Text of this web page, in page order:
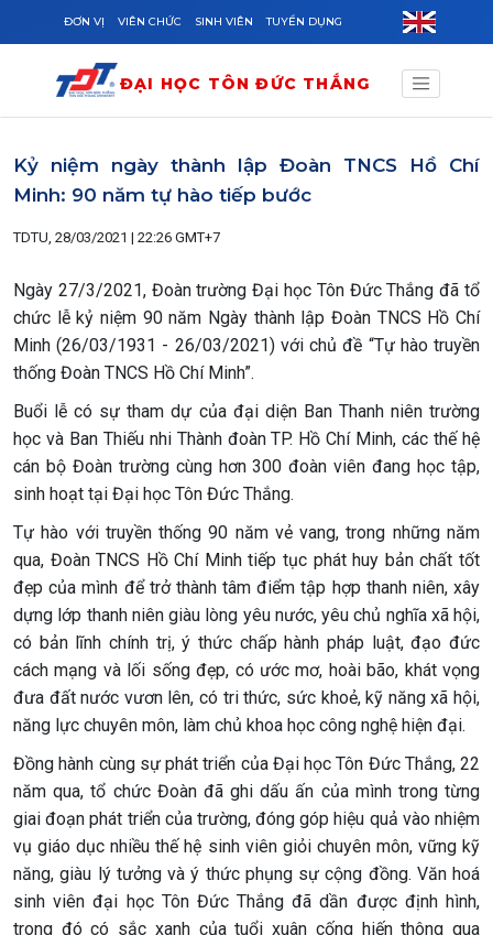
Skip to main content
ĐƠN VỊ VIÊN CHỨC SINH VIÊN TUYỂN DỤNG
ĐẠI HỌC TÔN ĐỨC THẮNG
Kỷ niệm ngày thành lập Đoàn TNCS Hồ Chí
Minh: 90 năm tự hào tiếp bước
TDTU, 28/03/2021 | 22:26 GMT+7
Ngày 27/3/2021, Đoàn trường Đại học Tôn Đức Thắng đã tổ
chức lễ kỷ niệm 90 năm Ngày thành lập Đoàn TNCS Hồ Chí
Minh (26/03/1931 - 26/03/2021) với chủ đề “Tự hào truyền
thống Đoàn TNCS Hồ Chí Minh”.
Buổi lễ có sự tham dự của đại diện Ban Thanh niên trường
học và Ban Thiếu nhi Thành đoàn TP. Hồ Chí Minh, các thế hệ
cán bộ Đoàn trường cùng hơn 300 đoàn viên đang học tập,
sinh hoạt tại Đại học Tôn Đức Thắng.
Tự hào với truyền thống 90 năm vẻ vang, trong những năm
qua, Đoàn TNCS Hồ Chí Minh tiếp tục phát huy bản chất tốt
đẹp của mình để trở thành tâm điểm tập hợp thanh niên, xây
dựng lớp thanh niên giàu lòng yêu nước, yêu chủ nghĩa xã hội,
có bản lĩnh chính trị, ý thức chấp hành pháp luật, đạo đức
cách mạng và lối sống đẹp, có ước mơ, hoài bão, khát vọng
đưa đất nước vươn lên, có tri thức, sức khoẻ, kỹ năng xã hội,
năng lực chuyên môn, làm chủ khoa học công nghệ hiện đại.
Đồng hành cùng sự phát triển của Đại học Tôn Đức Thắng, 22
năm qua, tổ chức Đoàn đã ghi dấu ấn của mình trong từng
giai đoạn phát triển của trường, đóng góp hiệu quả vào nhiệm
vụ giáo dục nhiều thế hệ sinh viên giỏi chuyên môn, vững kỹ
năng, giàu lý tưởng và ý thức phụng sự cộng đồng. Văn hoá
sinh viên đại học Tôn Đức Thắng đã dần được định hình,
trong đó có sắc xanh của tuổi xuân cống hiến thông qua